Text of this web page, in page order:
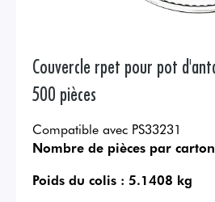
Couvercle rpet pour pot
500 pièces
Compatible avec PS33231
Nombre de pièces par
Poids du colis : 5.1408 kg